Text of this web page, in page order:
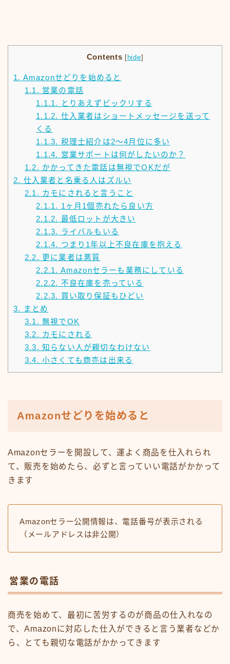
Contents [ hide]
1. Amazonせどりを始めると
1.1. 営業の電話
1.1.1.
とりあえずビックリする
1.1.2. 仕入業者はショートメッセージを送って
くる
1.1.3. 税理士紹介は2～4月位に多い
1.1.4. 営業サポートは何がしたいのか？
1.2. かかってきた電話は無視でOKだが
2. 仕入業者と名乗る人はズルい
2.1. カモにされると言うこと
2.1.1. 1ヶ月1個売れたら良い方
2.1.2. 最低ロットが大きい
2.1.3.
ライバルもいる
2.1.4. つまり1年以上不良在庫を抱える
2.2. 更に業者は悪質
2.2.1. Amazonセラーも業務にしている
2.2.2. 不良在庫を売っている
2.2.3. 買い取り保証もひどい
3.
まとめ
3.1. 無視でOK
3.2. カモにされる
3.3. 知らない人が親切なわけない
3.4. 小さくても商売は出来る
Amazonせどりを始めると
Amazonセラーを開設して、運よく商品を仕入れられ
て、販売を始めたら、必ずと言っていい電話がかかって
きます
Amazonセラー公開情報は、電話番号が表示される
（メールアドレスは非公開）
営業の電話
商売を始めて、最初に苦労するのが商品の仕入れなの
で、Amazonに対応した仕入ができると言う業者などか
ら、とても親切な電話がかかってきます